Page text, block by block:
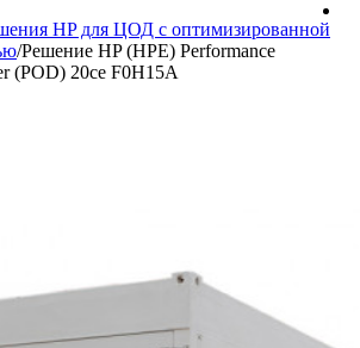
HP для ЦОД с оптимизированной
/Решение HP (HPE) Performance
(POD) 20ce F0H15A